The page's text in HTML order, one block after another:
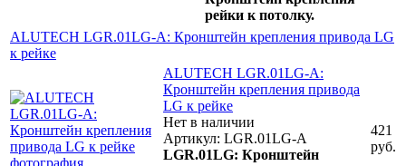
рейки к потолку.
ALUTECH LGR.01LG-A: Кронштейн крепления привода LG
к рейке
ALUTECH LGR.01LG-A:
Кронштейн крепления привода
LG к рейке
Нет в наличии
Артикул: LGR.01LG-A
LGR.01LG: Кронштейн
421
руб.